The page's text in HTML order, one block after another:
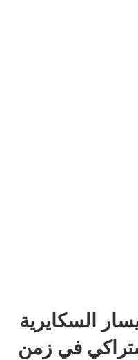
السكايرية
في زمن